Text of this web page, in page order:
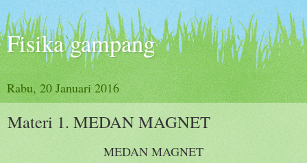
Fisika gampang
Rabu, 20 Januari 2016
Materi 1. MEDAN MAGNET
MEDAN MAGNET